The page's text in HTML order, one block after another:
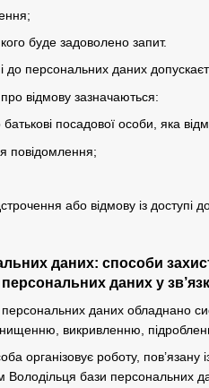
буде задоволено запит.
до персональних даних
відмову зазначаються:
посадової особи, яка
повідомлення;
або відмову із
даних: способи
даних у
даних обладнано
викривленню,
організовує роботу,
Володільця бази персональних